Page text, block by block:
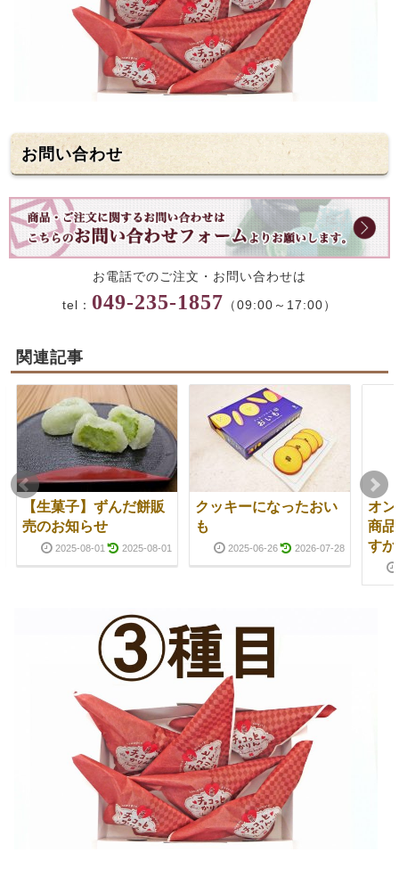
お問い合わせ
お電話でのご注文・お問い合わせは
tel： 049-235-1857 （09:00～17:00）
関連記事
【生菓子】ずんだ餅販
売のお知らせ
2025-08-01 2025-08-01
クッキーになったおい
も
2025-06-26 2026-07-28
オ
商
すか